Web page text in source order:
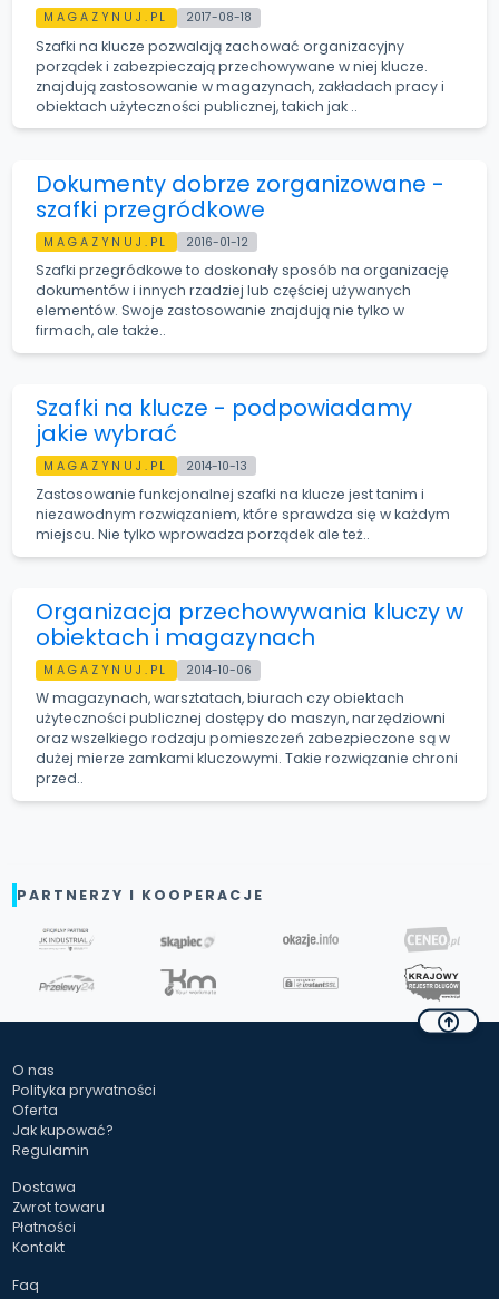
MAGAZYNUJ.PL 2017-08-18
Szafki na klucze pozwalają zachować organizacyjny
porządek i zabezpieczają przechowywane w niej klucze.
znajdują zastosowanie w magazynach, zakładach pracy i
obiektach użyteczności publicznej, takich jak ..
Dokumenty dobrze zorganizowane -
szafki przegródkowe
MAGAZYNUJ.PL 2016-01-12
Szafki przegródkowe to doskonały sposób na organizację
dokumentów i innych rzadziej lub częściej używanych
elementów. Swoje zastosowanie znajdują nie tylko w
firmach, ale także..
Szafki na klucze - podpowiadamy
jakie wybrać
MAGAZYNUJ.PL 2014-10-13
Zastosowanie funkcjonalnej szafki na klucze jest tanim i
niezawodnym rozwiązaniem, które sprawdza się w każdym
miejscu. Nie tylko wprowadza porządek ale też..
Organizacja przechowywania kluczy w
obiektach i magazynach
MAGAZYNUJ.PL 2014-10-06
W magazynach, warsztatach, biurach czy obiektach
użyteczności publicznej dostępy do maszyn, narzędziowni
oraz wszelkiego rodzaju pomieszczeń zabezpieczone są w
dużej mierze zamkami kluczowymi. Takie rozwiązanie chroni
przed..
PARTNERZY I KOOPERACJE
O nas
Polityka prywatności
Oferta
Jak kupować?
Regulamin
Dostawa
Zwrot towaru
Płatności
Kontakt
Faq